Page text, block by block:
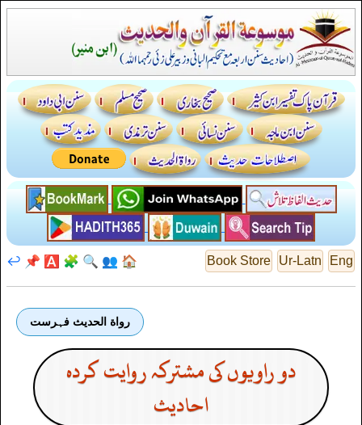
Eng
Ur-Latn
Book Store
🏠
👥
🔍
🧩
🅰️
📌
↩️
رواة الحديث فہرست
دو راویوں کی مشترکہ روایت کردہ
احادیث